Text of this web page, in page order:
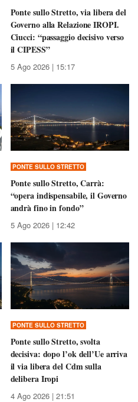
Ponte sullo Stretto, via libera del
Governo alla Relazione IROPI.
Ciucci: “passaggio decisivo verso
il CIPESS”
5 Ago 2026 | 15:17
PONTE SULLO STRETTO
Ponte sullo Stretto, Carrà:
“opera indispensabile, il Governo
andrà fino in fondo”
5 Ago 2026 | 12:42
PONTE SULLO STRETTO
Ponte sullo Stretto, svolta
decisiva: dopo l’ok dell’Ue arriva
il via libera del Cdm sulla
delibera Iropi
4 Ago 2026 | 21:51